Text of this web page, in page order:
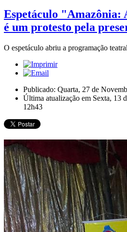
Espetáculo "Amazônia:
é um protesto pela
O espetáculo abriu a programação
Publicado: Quarta, 27 de
Última atualização em Sexta, 13
12h43